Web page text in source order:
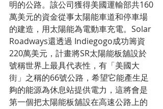
明的公路。該公司獲得美國運輸部共160
萬美元的資金從事太陽能車道和停車場
的建造，用太陽能為電動車充電。Solar
Roadways還透過 Indiegogo成功籌資
220萬美元，計畫將SR太陽能板舖設於
號稱世界上最具代表性，有「美國大
街」之稱的66號公路，希望它能產生足
夠的能源為休息站提供電力，這將會是
第一個把太陽能板舖設在高速公路上的